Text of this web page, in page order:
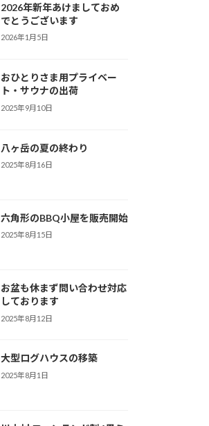
2026年新年あけましておめ
でとうございます
2026年1月5日
おひとりさま用プライベー
ト・サウナの出荷
2025年9月10日
八ヶ岳の夏の終わり
2025年8月16日
六角形のBBQ小屋を販売開始
2025年8月15日
お盆も休まず問い合わせ対応
しております
2025年8月12日
大型ログハウスの移築
2025年8月1日